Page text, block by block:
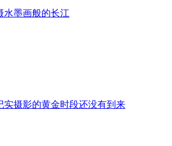
水墨画般的长江
实摄影的黄金时段还没有到来